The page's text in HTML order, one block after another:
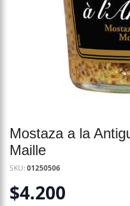
Mostaza a la
Maille
SKU:01250506
$4.200